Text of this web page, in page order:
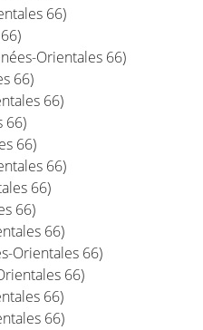
66)
Orientales 66)
66)
66)
66)
66)
66)
66)
66)
66)
Orientales 66)
66)
66)
66)